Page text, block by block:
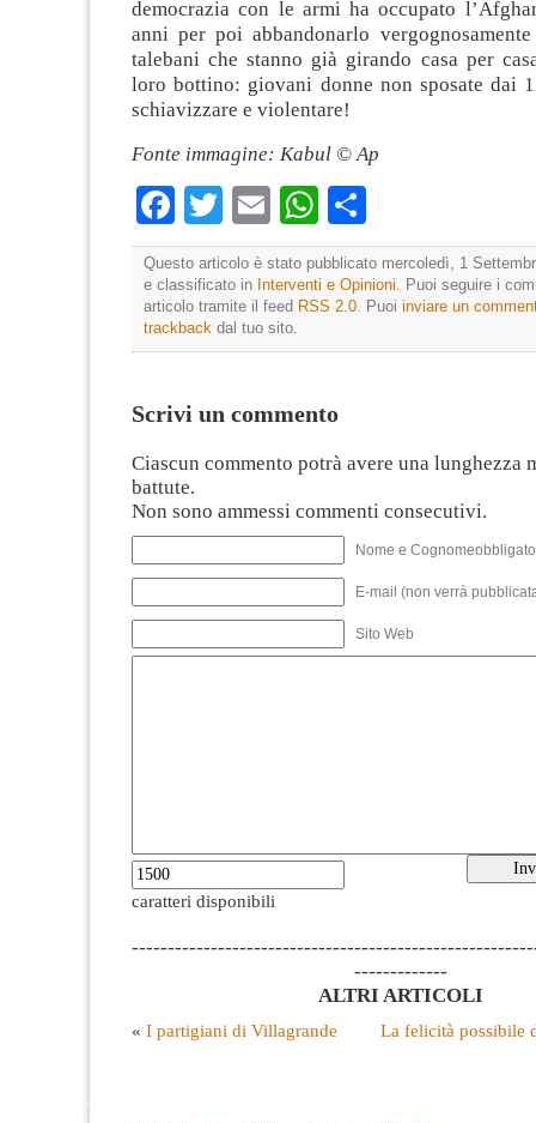
democrazia con le armi ha occupato
anni per poi abbandonarlo
talebani che stanno già girando casa per
loro bottino: giovani donne non sposate dai
schiavizzare e violentare!
Fonte immagine: Kabul © Ap
Facebook
Twitter
EmailWhatsApp
Questo articolo è stato pubblicato mercoledì, 1
e classificato in Interventi e Opinioni . Puoi seguire i
articolo tramite il feed RSS 2.0 . Puoi inviare un
trackback dal tuo sito.
Scrivi un commento
Ciascun commento potrà avere una lunghezza
battute.
Non sono ammessi commenti consecutivi.
Nome e
E-mail (non verrà
Sito Web
caratteri disponibili
-------------
ALTRI ARTICOLI
« I partigiani di Villagrande La felicità possibile